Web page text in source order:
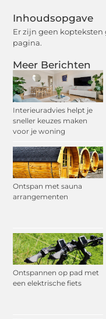
Inhoudsopgave
Er zijn geen kopteksten
pagina.
Meer Berichten
Interieuradvies helpt je
sneller keuzes maken
voor je woning
Ontspan met sauna
arrangementen
Ontspannen op pad met
een elektrische fiets